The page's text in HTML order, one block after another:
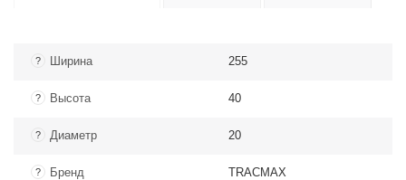
? Ширина 255
? Высота 40
? Диаметр 20
? Бренд TRACMAX